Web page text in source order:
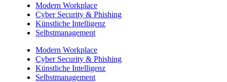
Modern Workplace
Cyber Security & Phishing
Künstliche Intelligenz
Selbstmanagement
Modern Workplace
Cyber Security & Phishing
Künstliche Intelligenz
Selbstmanagement